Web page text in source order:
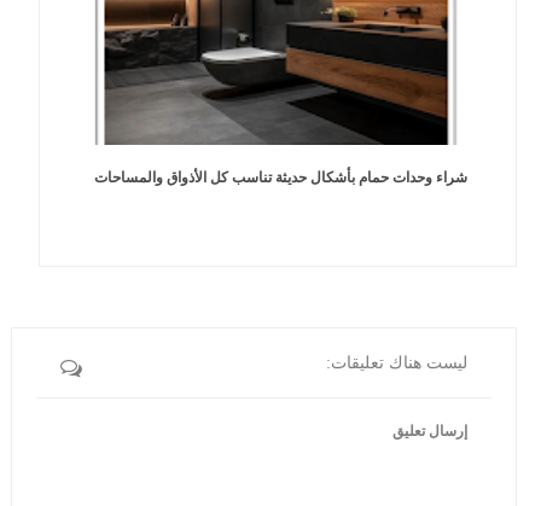
شراء وحدات حمام بأشكال حديثة تناسب كل الأذواق والمساحات
ليست هناك تعليقات:
إرسال تعليق